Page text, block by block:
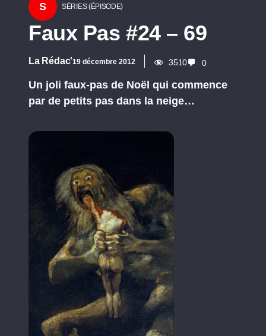
S SÉRIES (ÉPISODE)
Faux Pas #24 – 69
La Rédac'19 décembre 2012 3510 0
Un joli faux-pas de Noël qui commence
par de petits pas dans la neige…